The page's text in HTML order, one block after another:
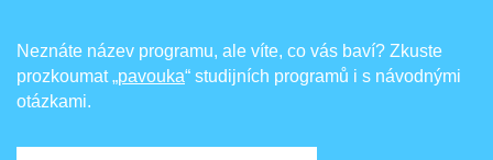
Neznáte název programu, ale víte, co vás baví? Zkuste
prozkoumat„pavouka“ studijních programů i s návodnými
otázkami.